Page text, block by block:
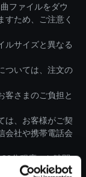
ファイルをダウ
すため、ご注意く
ルサイズと異なる
ついては、注文の
客さまのご負担と
は、お客様がご契
会社や携帯電話会
分程度のお時間